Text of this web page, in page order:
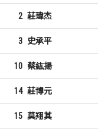
2 莊瑋杰
3 史承平
10 蔡紘揚
14 莊博元
15 莫翔其